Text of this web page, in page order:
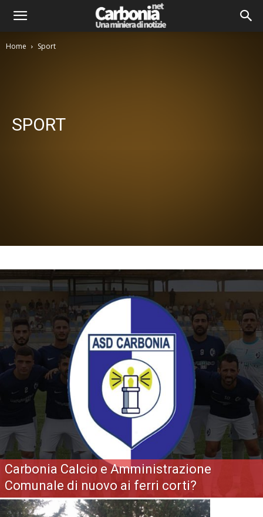
Home Sport
SPORT
Carbonia Calcio e Amministrazione
Comunale di nuovo ai ferri corti?